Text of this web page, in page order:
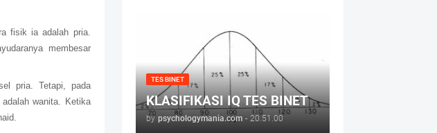
fisik ia adalah pria.
membesar
pria. Tetapi, pada
wanita. Ketika
TES BINET
KLASIFIKASI IQ TES BINET
by psychologymania.com - 20.51.00